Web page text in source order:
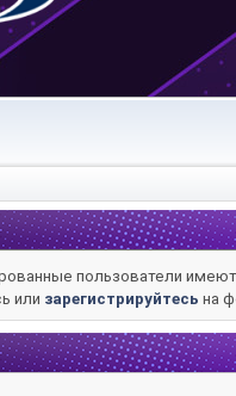
пользователи
или зарегистрируйтесь на